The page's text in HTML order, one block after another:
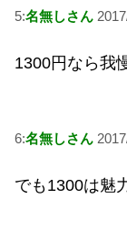
5:名無しさん
1300円なら我
6:名無しさん
でも1300は魅